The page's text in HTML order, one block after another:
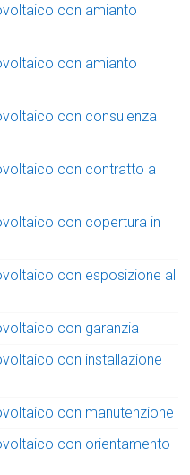
con amianto
con amianto
con consulenza
con contratto a
con copertura in
con esposizione al
con garanzia
con installazione
con manutenzione
con orientamento